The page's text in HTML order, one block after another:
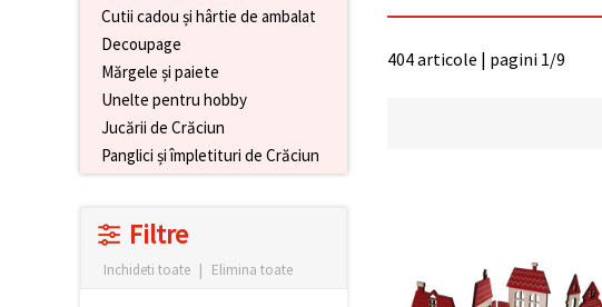
Cutii cadou și hârtie de ambalat
Decoupage
Mărgele și paiete
Unelte pentru hobby
Jucării de Crăciun
Panglici și împletituri de Crăciun
Filtre
Inchideti toate | Elimina toate
404 articole | pagini 1/9